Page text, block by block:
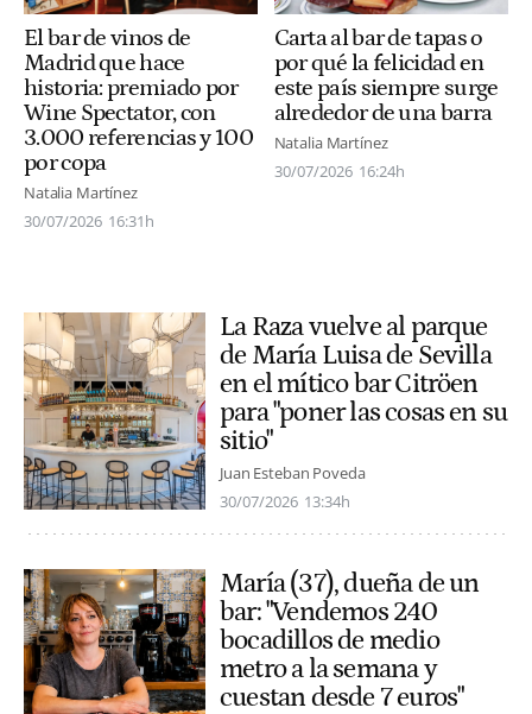
El bar de vinos de
Madrid que hace
historia: premiado por
Wine Spectator, con
3.000 referencias y 100
por copa
Natalia Martínez
30/07/2026 16:31h
Carta al bar de tapas o
por qué la felicidad en
este país siempre surge
alrededor de una barra
Natalia Martínez
30/07/2026 16:24h
La Raza vuelve al parque
de María Luisa de Sevilla
en el mítico bar Citröen
para "poner las cosas en su
sitio"
Juan Esteban Poveda
30/07/2026 13:34h
María (37), dueña de un
bar: "Vendemos 240
bocadillos de medio
metro a la semana y
cuestan desde 7 euros"